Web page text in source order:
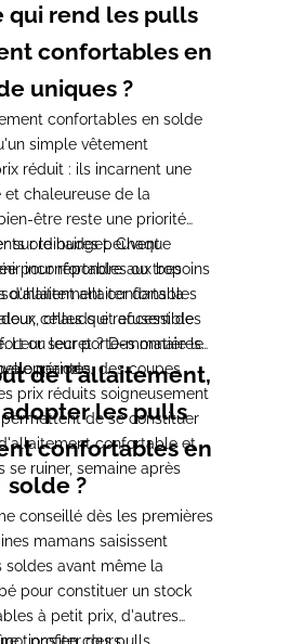
qui rend les pulls
confortables en
uniques ?
confortables en solde
simple vêtement
réduit : ils incarnent une
et chaleureuse de la
être reste une priorité
sur le budget. Chaque
pour répondre aux besoins
allaiter dans la
celles qui refusent de
ou leur porte-monnaie le
période.
ordinaires peuvent
inconfortables ou trop
d'allaitement confortables
chauds et accessibles
Leur secret ? Des matières
des coupes
prix réduits soigneusement
de se constituer
confortable et
se ruiner, semaine après
de l'allaitement,
les pulls
confortables en
solde ?
conseillé dès les premières
mamans saisissent
soldes avant même la
pour constituer un stock
à petit prix, d'autres